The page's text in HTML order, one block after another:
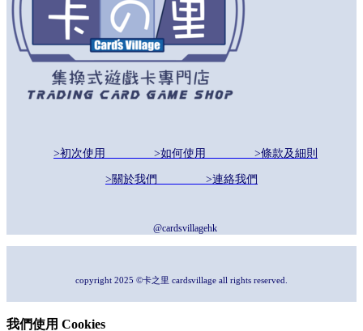
>初次使用 >如何使用 >條款及細則
>關於我們 >連絡我們
@cardsvillagehk
copyright 2025 ©卡之里 cardsvillage all rights reserved.
我們使用 Cookies